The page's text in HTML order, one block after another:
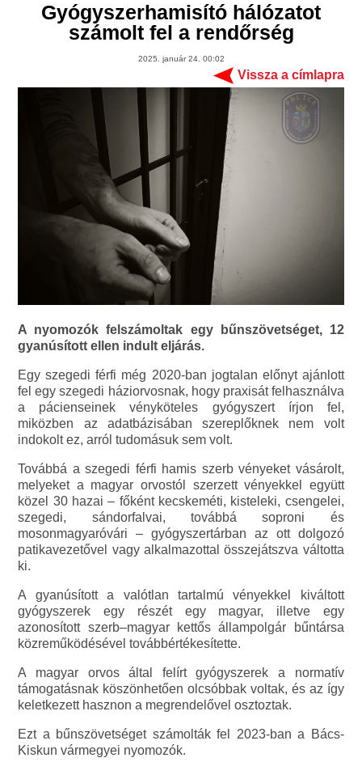
Gyógyszerhamisító hálózatot
számolt fel a rendőrség
2025. január 24. 00:02
Vissza a címlapra
A nyomozók felszámoltak egy bűnszövetséget, 12
gyanúsított ellen indult eljárás.
Egy szegedi férfi még 2020-ban jogtalan előnyt ajánlott
fel egy szegedi háziorvosnak, hogy praxisát felhasználva
a pácienseinek vényköteles gyógyszert írjon fel,
miközben az adatbázisában szereplőknek nem volt
indokolt ez, arról tudomásuk sem volt.
Továbbá a szegedi férfi hamis szerb vényeket vásárolt,
melyeket a magyar orvostól szerzett vényekkel együtt
közel 30 hazai – főként kecskeméti, kisteleki, csengelei,
szegedi, sándorfalvai, továbbá soproni és
mosonmagyaróvári – gyógyszertárban az ott dolgozó
patikavezetővel vagy alkalmazottal összejátszva váltotta
ki.
A gyanúsított a valótlan tartalmú vényekkel kiváltott
gyógyszerek egy részét egy magyar, illetve egy
azonosított szerb–magyar kettős állampolgár bűntársa
közreműködésével továbbértékesítette.
A magyar orvos által felírt gyógyszerek a normatív
támogatásnak köszönhetően olcsóbbak voltak, és az így
keletkezett hasznon a megrendelővel osztoztak.
Ezt a bűnszövetséget számolták fel 2023-ban a Bács-
Kiskun vármegyei nyomozók.